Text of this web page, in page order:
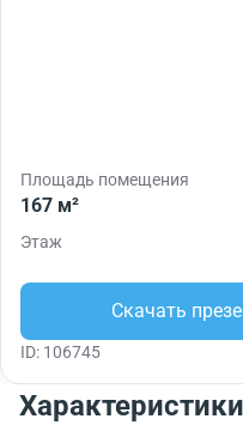
Площадь помещения
167 м²
Этаж
Скачать
ID: 106745
Характеристики